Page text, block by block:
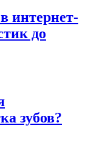
интернет-
до
зубов?